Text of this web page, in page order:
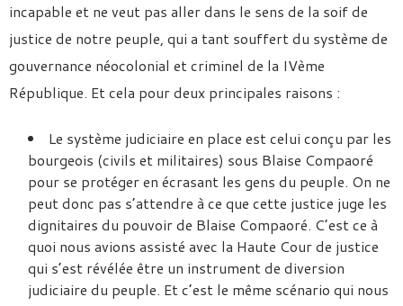
incapable et ne veut pas aller dans le sens de la soif de
justice de notre peuple, qui a tant souffert du système de
gouvernance néocolonial et criminel de la IVème
République. Et cela pour deux principales raisons :
Le système judiciaire en place est celui conçu par les
bourgeois (civils et militaires) sous Blaise Compaoré
pour se protéger en écrasant les gens du peuple. On ne
peut donc pas s’attendre à ce que cette justice juge les
dignitaires du pouvoir de Blaise Compaoré. C’est ce à
quoi nous avions assisté avec la Haute Cour de justice
qui s’est révélée être un instrument de diversion
judiciaire du peuple. Et c’est le même scénario qui nous